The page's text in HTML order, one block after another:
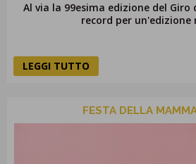
Al via la 99esima edizione del
record per un'edizione
LEGGI TUTTO
FESTA DELLA